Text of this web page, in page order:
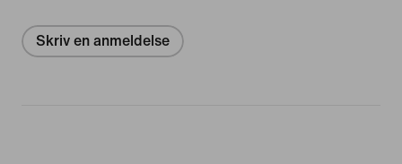
Skriv en anmeldelse